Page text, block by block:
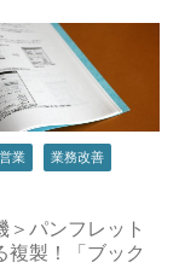
営業 業務改善
＞パンフレット
複製！「ブック